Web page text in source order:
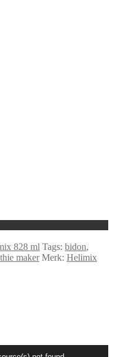
828 ml Tags: bidon,
maker Merk: Helimix